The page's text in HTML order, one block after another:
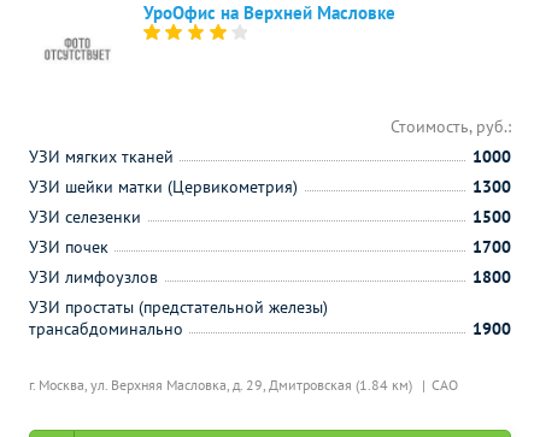
УроОфис на Верхней Масловке
г. Москва, ул. Верхняя Масловка, д. 29, Дмитровская (1.84 км) САО
Стоимость, руб.:
УЗИ мягких тканей
1000
УЗИ шейки матки (Цервикометрия)
1300
УЗИ селезенки
1500
УЗИ почек
1700
УЗИ лимфоузлов
1800
УЗИ простаты (предстательной железы)
трансабдоминально
1900